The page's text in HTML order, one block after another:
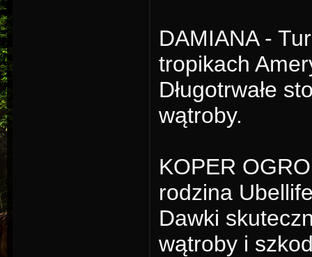
DAMIANA -
tropikach
Długotrwałe
wątroby.
KOPER
rodzina
Dawki
wątroby i